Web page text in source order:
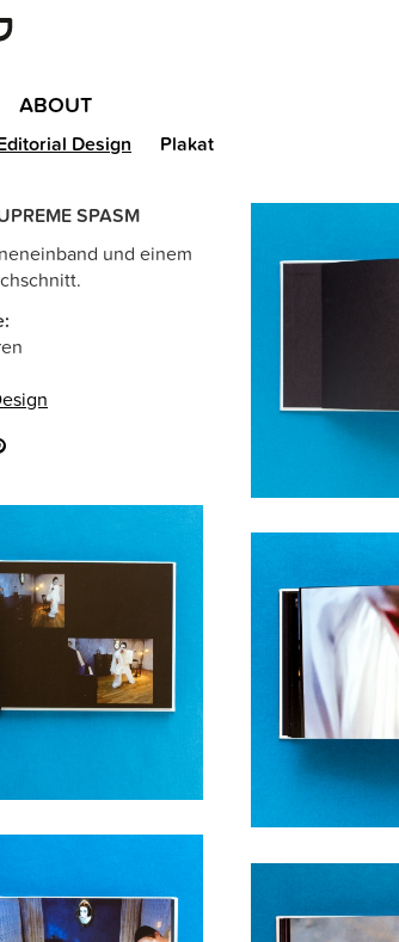
ABOUT
Design Plakat
SPASM
und einem